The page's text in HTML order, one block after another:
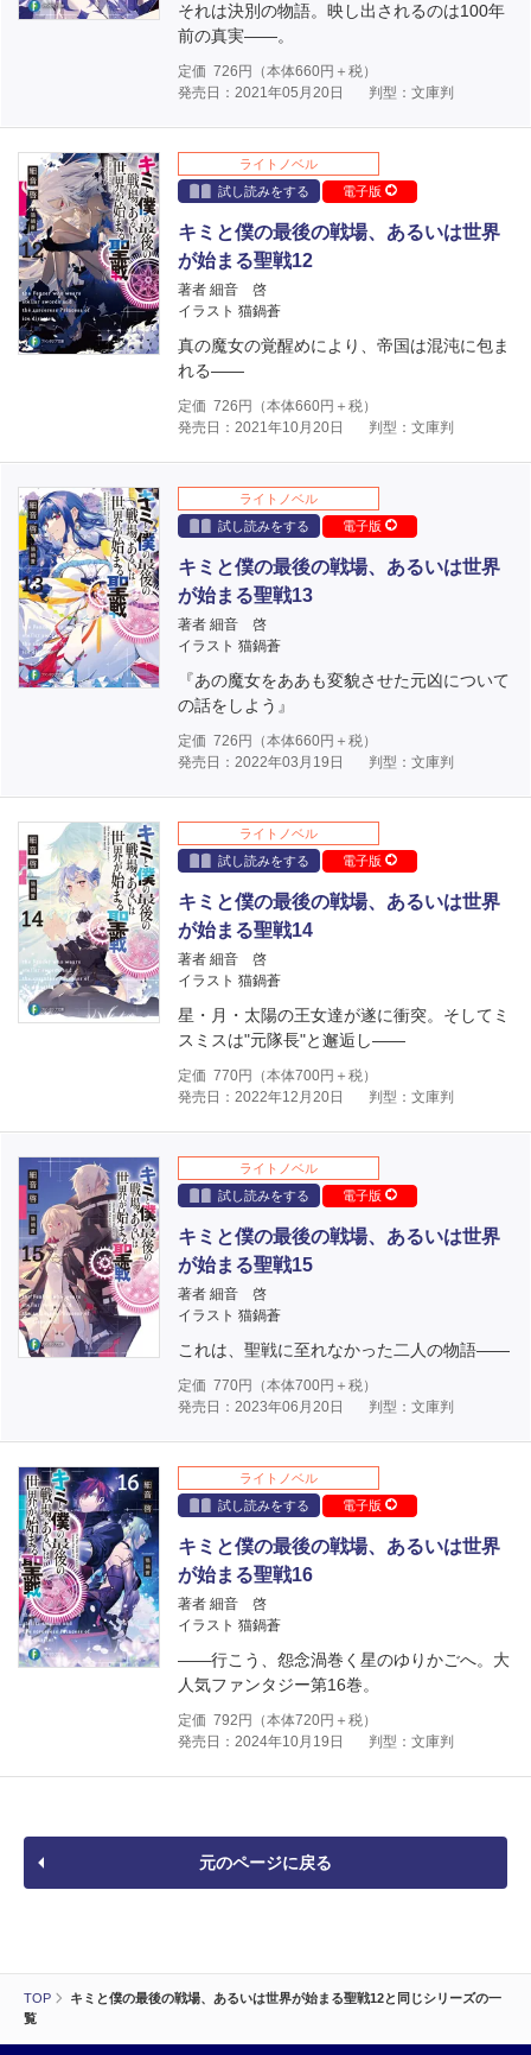
TOP
キミと僕の最後の戦場、あるいは世界が始まる聖戦12と同じシリーズの一
覧
それは決別の物語。映し出されるのは100年
前の真実――。
定価 726 円（本体660円＋税）
発売日：2021年05月20日
判型：文庫判
ライトノベル
試し読みをする
電子版
キミと僕の最後の戦場、あるいは世界
が始まる聖戦12
著者 細音 啓
イラスト 猫鍋蒼
真の魔女の覚醒めにより、帝国は混沌に包ま
れる――
定価 726 円（本体660円＋税）
発売日：2021年10月20日
判型：文庫判
ライトノベル
試し読みをする
電子版
キミと僕の最後の戦場、あるいは世界
が始まる聖戦13
著者 細音 啓
イラスト 猫鍋蒼
『あの魔女をああも変貌させた元凶について
の話をしよう』
定価 726 円（本体660円＋税）
発売日：2022年03月19日
判型：文庫判
ライトノベル
試し読みをする
電子版
キミと僕の最後の戦場、あるいは世界
が始まる聖戦14
著者 細音 啓
イラスト 猫鍋蒼
星・月・太陽の王女達が遂に衝突。そしてミ
スミスは"元隊長"と邂逅し――
定価 770円（本体700円＋税）
発売日：2022年12月20日
判型：文庫判
ライトノベル
試し読みをする
電子版
キミと僕の最後の戦場、あるいは世界
が始まる聖戦15
著者 細音 啓
イラスト 猫鍋蒼
これは、聖戦に至れなかった二人の物語――
定価 770円（本体700円＋税）
発売日：2023年06月20日
判型：文庫判
ライトノベル
試し読みをする
電子版
キミと僕の最後の戦場、あるいは世界
が始まる聖戦16
著者 細音 啓
イラスト 猫鍋蒼
――行こう、怨念渦巻く星のゆりかごへ。大
人気ファンタジー第16巻。
定価 792 円（本体720円＋税）
発売日：2024年10月19日
判型：文庫判
元のページに戻る